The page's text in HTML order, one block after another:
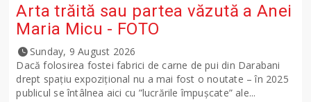
Arta trăită sau partea văzută a Anei
Maria Micu - FOTO
Sunday, 9 August 2026
Dacă folosirea fostei fabrici de carne de pui din Darabani
drept spațiu expozițional nu a mai fost o noutate – în 2025
publicul se întâlnea aici cu ”lucrările împușcate” ale...